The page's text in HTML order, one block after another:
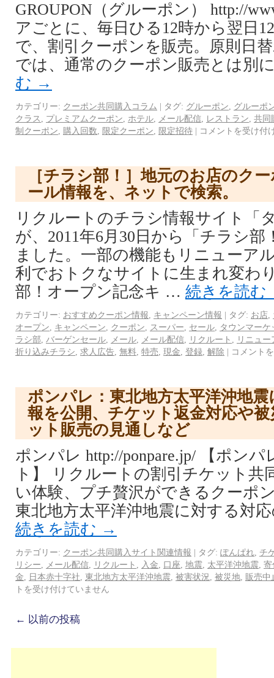
GROUPON（グルーポン） http://
アごとに、毎日ひる12時から翌日
で、割引クーポンを販売。原則日
では、通常のクーポン販売とは別
む →
カテゴリー: クーポン共同購入コラム | タグ: グルーポン
グルーポ
クラス
プレミアムクーポン ホテル メール配信 レストラン 共同
制クーポン
購入回数 限定クーポン 限定招待 | コメントを受け付
［チラシ部！］地元のお店のク
ール情報を、ネットで検索。
リクルートのチラシ情報サイト「
が、2011年6月30日から「チラシ
ました。一部の機能もリニューア
利でおトクなサイトに生まれ変わ
部！オープン記念キ … 続きを読む
カテゴリー: おすすめクーポン情報 キャンペーン情報 | タグ: お店
オープン
キャンペーン クーポン スーパー セール
タウンマーケ
ラシ部
バーゲンセール メール メール配信 リクルート
リニュー
折り込みチラシ 求人広告 無料 特売 現金 登録 解除 | コメント
ポンパレ：東北地方太平洋沖地
報を公開、チケット返金対応や
ット販売の見通しなど
ポンパレ http://ponpare.jp/ 【ポン
ト】 リクルートの割引チケット共
い体験、プチ贅沢ができるクーポ
東北地方太平洋沖地震に対する対
続きを読む →
カテゴリー: クーポン共同購入サイト関連情報 | タグ: ぽんぱれ チ
リシー
メール配信 リクルート 入金 口座 地震 太平洋沖地震 寄
金
日本赤十字社 東北地方太平洋沖地震 被害状況 被災地
販売中
トを受け付けていません
← 以前の投稿